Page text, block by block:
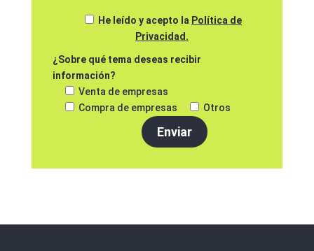
He leído y acepto la Política de
Privacidad.
¿Sobre qué tema deseas recibir
información?
Venta de empresas
Compra de empresas
Otros